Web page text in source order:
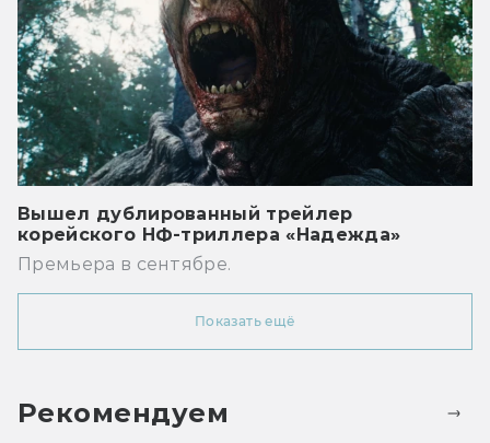
Вышел дублированный трейлер
корейского НФ-триллера «Надежда»
Премьера в сентябре.
Показать ещё
Рекомендуем